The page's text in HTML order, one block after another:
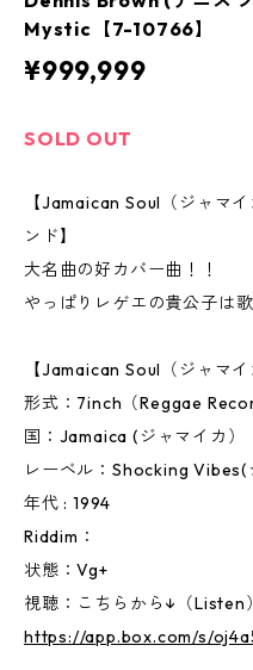
Mystic【7-10766】
¥999,999
SOLD OUT
【Jamaican Soul（ジャマ
ンド】
大名曲の好カバー曲！！
やっぱりレゲエの貴公子は
【Jamaican Soul（ジャマ
形式：7inch（Reggae
国：Jamaica (ジャマイカ）
レーベル：Shocking Vibes(
年代 : 1994
Riddim：
状態：Vg+
視聴：こちらから↓（Listen）
https://app.box.com/s/